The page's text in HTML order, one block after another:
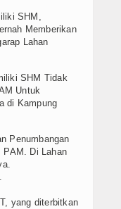
SHM,
Memberikan
Lahan
SHM Tidak
Untuk
di Kampung
Penumbangan
PAM. Di Lahan
yang diterbitkan